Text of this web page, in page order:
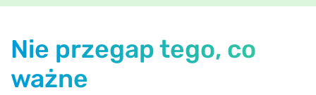
Nie przegap tego, co
ważne